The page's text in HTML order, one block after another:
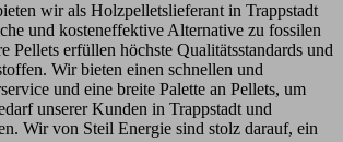
wir als Holzpelletslieferant in Trappstadt
und kosteneffektive Alternative zu fossilen
Pellets erfüllen höchste Qualitätsstandards und
Wir bieten einen schnellen und
und eine breite Palette an Pellets, um
unserer Kunden in Trappstadt und
Wir von Steil Energie sind stolz darauf, ein